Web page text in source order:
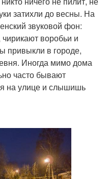
затихли до весны. На
звуковой фон:
воробьи и
привыкли в городе,
Иногда мимо дома
часто бывают
на улице и слышишь